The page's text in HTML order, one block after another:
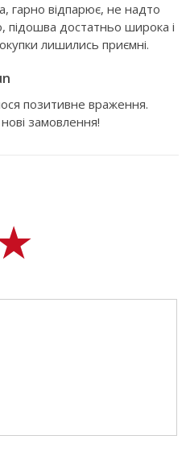
гарно відпарює, не надто
підошва достатньо широка і
лишились приємні.
позитивне враження.
замовлення!